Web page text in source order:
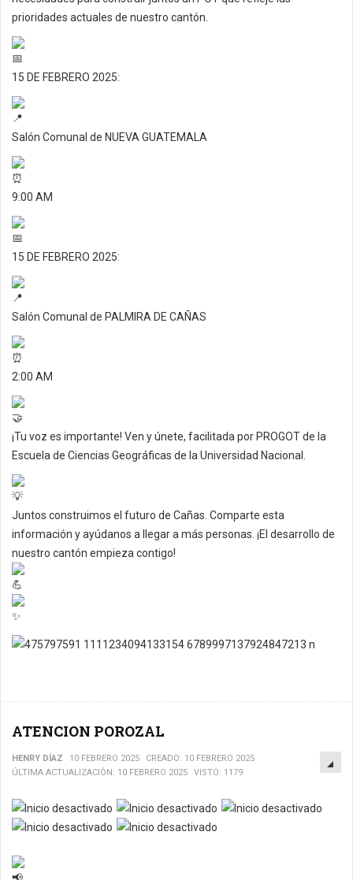
prioridades actuales de nuestro cantón.
15 DE FEBRERO 2025:
Salón Comunal de NUEVA GUATEMALA
9:00 AM
15 DE FEBRERO 2025:
Salón Comunal de PALMIRA DE CAÑAS
2:00 AM
¡Tu voz es importante! Ven y únete, facilitada por PROGOT de la
Escuela de Ciencias Geográficas de la Universidad Nacional.
Juntos construimos el futuro de Cañas. Comparte esta
información y ayúdanos a llegar a más personas. ¡El desarrollo de
nuestro cantón empieza contigo!
ATENCION POROZAL
HENRY DÍAZ 10 FEBRERO 2025
CREADO: 10 FEBRERO 2025
ÚLTIMA ACTUALIZACIÓN: 10 FEBRERO 2025
VISTO: 1179